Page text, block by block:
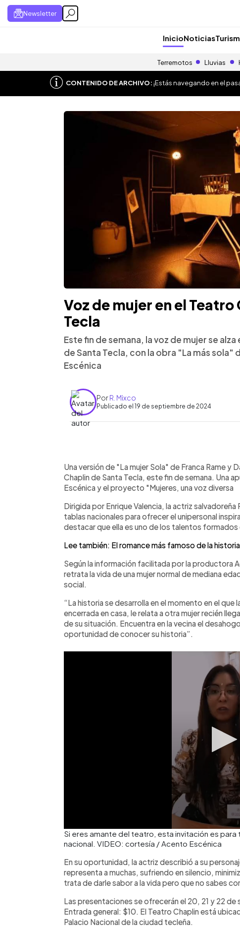
Newsletter
InicioNoticias
Terremotos Lluvias
CONTENIDO DE ARCHIVO:¡Estás navegando en el
Voz de mujer en el
Tecla
Este fin de semana, la voz de mujer se
de Santa Tecla, con la obra "La más
Escénica
PorR. Mixco
Publicado el 19 de septiembre de 2024
► Escuchar artículo
Una versión de "La mujer Sola" de Franca Rame y
Chaplin de Santa Tecla, este fin de semana. Una
Escénica y el proyecto "Mujeres, una voz diversa
Dirigida por Enrique Valencia, la actriz salvadoreña
tablas nacionales para ofrecer el unipersonal
destacar que ella es uno de los talentos formados
Lee también: El romance más famoso de la
Según la información facilitada por la productora
retrata la vida de una mujer normal de mediana
social.
“La historia se desarrolla en el momento en el que
encerrada en casa, le relata a otra mujer recién
de su situación. Encuentra en la vecina el
oportunidad de conocer su historia”.
Si eres amante del teatro, esta invitación es
nacional. VIDEO: cortesía / Acento Escénica
En su oportunidad, la actriz describió a su
representa a muchas, sufriendo en silencio,
trata de darle sabor a la vida pero que no sabes
Las presentaciones se ofrecerán el 20, 21 y 22 de
Entrada general: $10. El Teatro Chaplin está
Palacio Nacional de la ciudad tecleña.